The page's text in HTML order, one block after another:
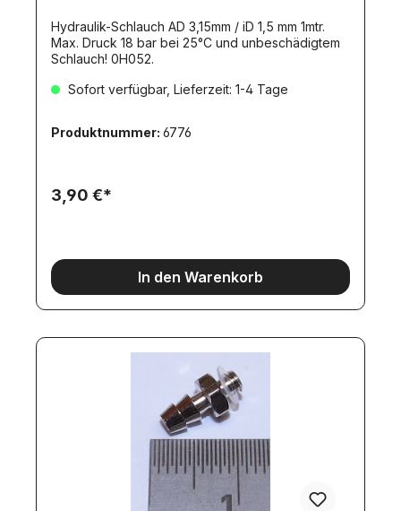
Hydraulik-Schlauch AD 3,15mm / iD 1,5 mm 1mtr.
Max. Druck 18 bar bei 25°C und unbeschädigtem
Schlauch! 0H052.
Sofort verfügbar, Lieferzeit: 1-4 Tage
Produktnummer: 6776
3,90 €*
In den Warenkorb